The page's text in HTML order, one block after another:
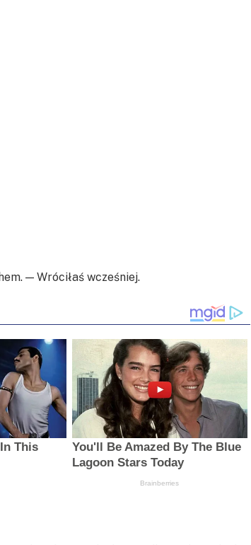
— Wróciłaś wcześniej.